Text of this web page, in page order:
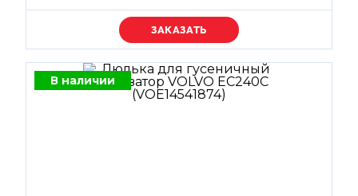
Уточняйте цену
В наличии